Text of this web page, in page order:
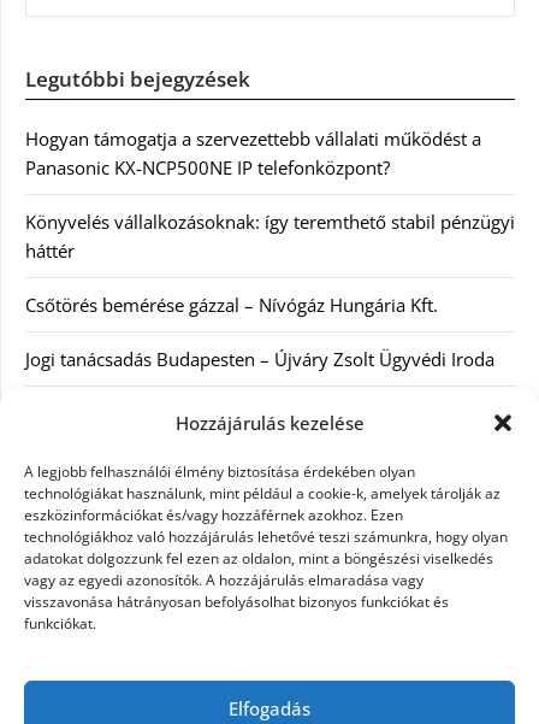
Hozzájárulás kezelése
A legjobb felhasználói élmény biztosítása érdekében olyan
technológiákat használunk, mint például a cookie-k, amelyek tárolják az
eszközinformációkat és/vagy hozzáférnek azokhoz. Ezen
technológiákhoz való hozzájárulás lehetővé teszi számunkra, hogy olyan
adatokat dolgozzunk fel ezen az oldalon, mint a böngészési viselkedés
vagy az egyedi azonosítók. A hozzájárulás elmaradása vagy
visszavonása hátrányosan befolyásolhat bizonyos funkciókat és
funkciókat.
Elfogadás
Legutóbbi bejegyzések
Hogyan támogatja a szervezettebb vállalati működést a
Panasonic KX-NCP500NE IP telefonközpont?
Könyvelés vállalkozásoknak: így teremthető stabil pénzügyi
háttér
Csőtörés bemérése gázzal – Nívógáz Hungária Kft.
Jogi tanácsadás Budapesten – Újváry Zsolt Ügyvédi Iroda
Arckrémek – mit érdemes tudni az öregedés lassításáról és
Kategóriák
Egyéb kategória
Szolgáltatás
Szórakozás